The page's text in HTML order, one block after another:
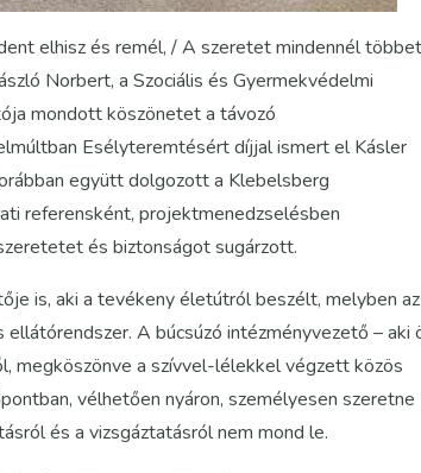
elhisz és remél, / A szeretet mindennél többet
Norbert, a Szociális és Gyermekvédelmi
mondott köszönetet a távozó
Esélyteremtésért díjjal ismert el Kásler
együtt dolgozott a Klebelsberg
referensként, projektmenedzselésben
és biztonságot sugárzott.
is, aki a tevékeny életútról beszélt, melyben az
A búcsúzó intézményvezető – aki
megköszönve a szívvel-lélekkel végzett közös
vélhetően nyáron, személyesen szeretne
és a vizsgáztatásról nem mond le.